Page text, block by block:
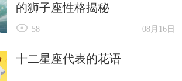
的狮子座性格揭秘
08月16日
58
十二星座代表的花语